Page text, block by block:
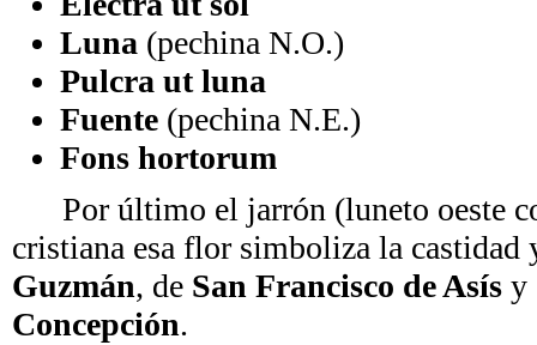
Luna (pechina N.O.)
Pulcra ut luna
Fuente (pechina N.E.)
Fons hortorum
Por último el jarrón (luneto oeste
cristiana esa flor simboliza la
Guzmán, de San Francisco de Asís y
Concepción.